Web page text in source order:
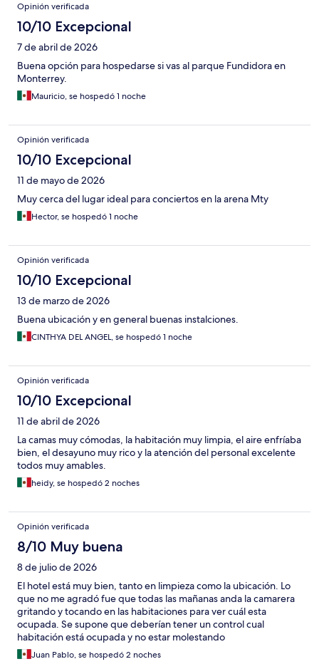
Opinión verificada
10/10 Excepcional
7 de abril de 2026
Buena opción para hospedarse si vas al parque Fundidora en
Monterrey.
Mauricio, se hospedó 1 noche
Opinión verificada
10/10 Excepcional
11 de mayo de 2026
Muy cerca del lugar ideal para conciertos en la arena Mty
Hector, se hospedó 1 noche
Opinión verificada
10/10 Excepcional
13 de marzo de 2026
Buena ubicación y en general buenas instalciones.
CINTHYA DEL ANGEL, se hospedó 1 noche
Opinión verificada
10/10 Excepcional
11 de abril de 2026
La camas muy cómodas, la habitación muy limpia, el aire enfríaba
bien, el desayuno muy rico y la atención del personal excelente
todos muy amables.
heidy, se hospedó 2 noches
Opinión verificada
8/10 Muy buena
8 de julio de 2026
El hotel está muy bien, tanto en limpieza como la ubicación. Lo
que no me agradó fue que todas las mañanas anda la camarera
gritando y tocando en las habitaciones para ver cuál esta
ocupada. Se supone que deberían tener un control cual
habitación está ocupada y no estar molestando
Juan Pablo, se hospedó 2 noches